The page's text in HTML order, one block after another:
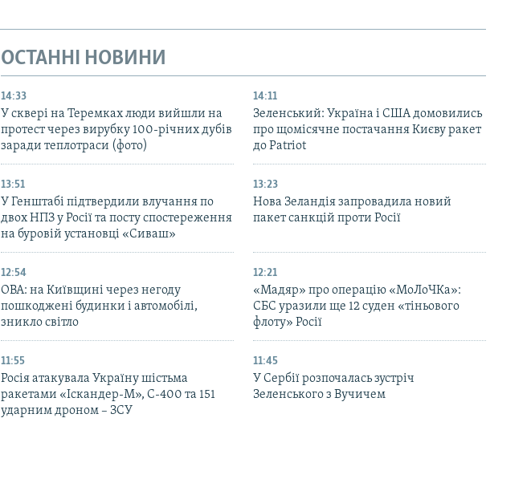
ОСТАННІ НОВИНИ
14:33
У сквері на Теремках люди вийшли на
протест через вирубку 100-річних дубів
заради теплотраси (фото)
14:11
Зеленський: Україна і США домовились
про щомісячне постачання Києву ракет
до Patriot
13:51
У Генштабі підтвердили влучання по
двох НПЗ у Росії та посту спостереження
на буровій установці «Сиваш»
13:23
Нова Зеландія запровадила новий
пакет санкцій проти Росії
12:54
ОВА: на Київщині через негоду
пошкоджені будинки і автомобілі,
зникло світло
12:21
«Мадяр» про операцію «МоЛоЧКа»:
СБС уразили ще 12 суден «тіньового
флоту» Росії
11:55
Росія атакувала Україну шістьма
ракетами «Іскандер-М», С-400 та 151
ударним дроном – ЗСУ
11:45
У Сербії розпочалась зустріч
Зеленського з Вучичем